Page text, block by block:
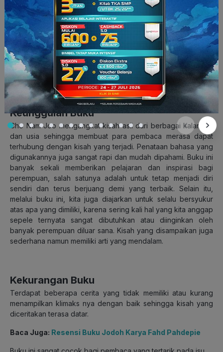
harus memakai kain bekas atau diam didekat saluran air dan
tidak pergi kesekolah.
Selain itu terdapat pula kisah menginspirasi dari mahasiswi
yang berjuang mendapatkan haknya di kampus, hingga murid
Sekolah Dasar yang sudah peduli terhadap kasus pelecehan
seksual dan menjadi pelopor dalam mengajak
teman−temannya mencegah peristiwa tersebut.
Keunggulan Buku
Cho Nam Joo mengangkat kisah asli dari berbagai kalangan
dan usia sehingga membuat para pembaca merasa dapat
terhubung dengan kisah yang terjadi. Penataan bahasa yang
digunakannya juga sangat rapi dan mudah dipahami. Buku ini
banyak sekali memberikan pelajaran dan inspirasi bagi
perempuan, salah satunya adalah untuk tetap menjadi diri
sendiri dan terus berjuang demi yang terbaik. Selain itu,
melalui buku ini, kita juga diajarkan untuk selalu bersyukur
atas apa yang dimiliki, karena sering kali hal yang kita anggap
sepele ternyata sangat dibutuhkan atau diinginkan oleh
banyak perempuan diluar sana. Kisah yang disampaikan juga
sederhana namun memiliki arti yang mendalam.
Kekurangan Buku
Terdapat beberapa cerita yang tidak memiliki atau kurang
menampilkan klimaks nya dengan baik sehingga kisah yang
diceritakan terasa datar.
Baca Juga: Resensi Buku Jodoh Karya Fahd Pahdepie